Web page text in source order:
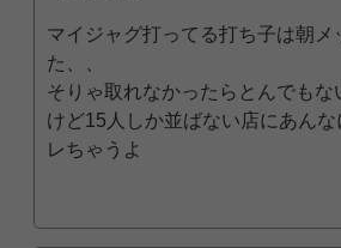
マイジャグ打ってる打ち子は朝メ
た、、
そりゃ取れなかったらとんでもな
けど15人しか並ばない店にあん
レちゃうよ